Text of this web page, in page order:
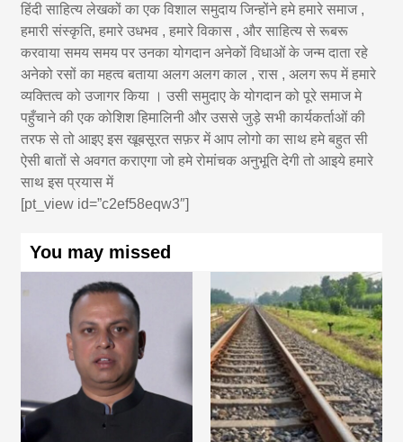
हिंदी साहित्य लेखकों का एक विशाल समुदाय जिन्होंने हमे हमारे समाज ,
हमारी संस्कृति, हमारे उधभव , हमारे विकास , और साहित्य से रूबरू
करवाया समय समय पर उनका योगदान अनेकों विधाओं के जन्म दाता रहे
अनेको रसों का महत्व बताया अलग अलग काल , रास , अलग रूप में हमारे
व्यक्तित्व को उजागर किया । उसी समुदाए के योगदान को पूरे समाज मे
पहुँचाने की एक कोशिश हिमालिनी और उससे जुड़े सभी कार्यकर्ताओं की
तरफ से तो आइए इस खूबसूरत सफ़र में आप लोगो का साथ हमे बहुत सी
ऐसी बातों से अवगत कराएगा जो हमे रोमांचक अनुभूति देगी तो आइये हमारे
साथ इस प्रयास में
[pt_view id=”c2ef58eqw3″]
You may missed